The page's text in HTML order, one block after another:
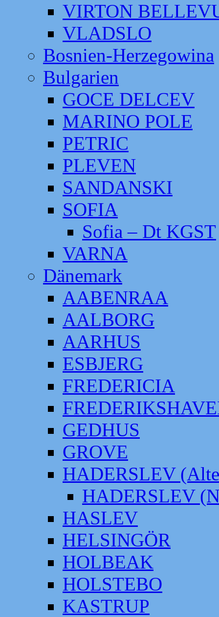
VIRTON
VLADSLO
Bosnien-Herzegowina
Bulgarien
GOCE DELCEV
MARINO POLE
PETRIC
PLEVEN
SANDANSKI
SOFIA
Sofia – Dt KGST
VARNA
Dänemark
AABENRAA
AALBORG
AARHUS
ESBJERG
FREDERICIA
GEDHUS
GROVE
HADERSLEV
HADERSLEV
HASLEV
HELSINGÖR
HOLBEAK
HOLSTEBO
KASTRUP